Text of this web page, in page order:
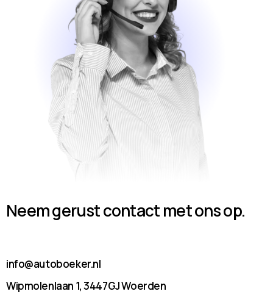
Neem gerust contact met ons op.
info@autoboeker.nl
Wipmolenlaan 1, 3447GJ Woerden